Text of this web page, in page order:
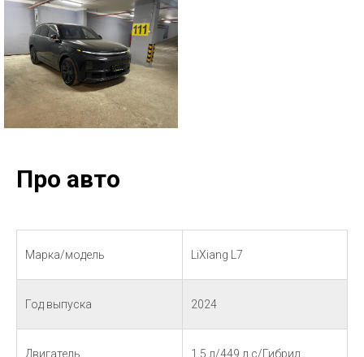
Про авто
Марка/модель LiXiang L7
Год выпуска 2024
Двигатель 1.5 л/449 л.с/Гибрид